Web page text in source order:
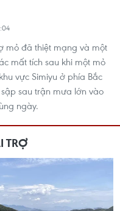
mỏ đã thiệt mạng và một
mất tích sau khi một mỏ
vực Simiyu ở phía Bắc
sau trận mưa lớn vào
ngày.